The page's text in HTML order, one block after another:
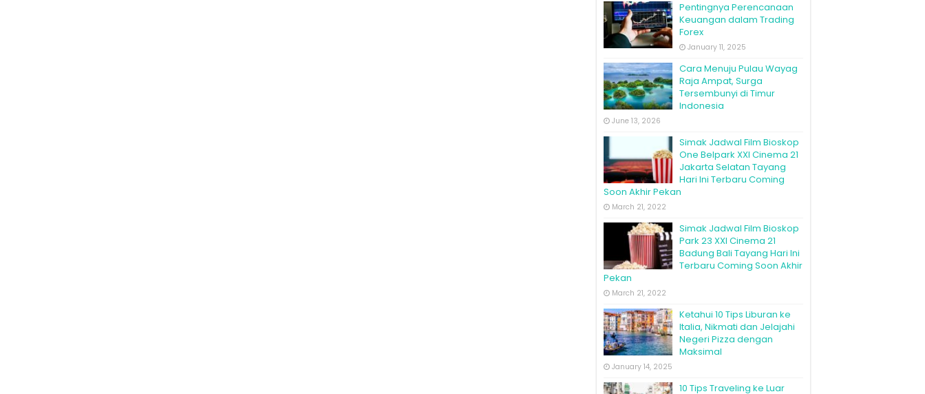
Pentingnya Perencanaan
Keuangan dalam Trading
Forex
January 11, 2025
Cara Menuju Pulau Wayag
Raja Ampat, Surga
Tersembunyi di Timur
Indonesia
June 13, 2026
Simak Jadwal Film Bioskop
One Belpark XXI Cinema 21
Jakarta Selatan Tayang
Hari Ini Terbaru Coming
Soon Akhir Pekan
March 21, 2022
Simak Jadwal Film Bioskop
Park 23 XXI Cinema 21
Badung Bali Tayang Hari Ini
Terbaru Coming Soon Akhir
Pekan
March 21, 2022
Ketahui 10 Tips Liburan ke
Italia, Nikmati dan Jelajahi
Negeri Pizza dengan
Maksimal
January 14, 2025
10 Tips Traveling ke Luar